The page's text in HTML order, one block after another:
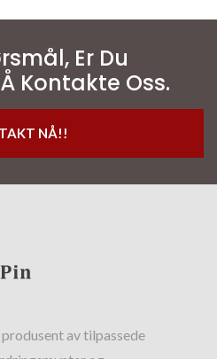
Er Du
Kontakte Oss.
NÅ!!
produsent av tilpassede